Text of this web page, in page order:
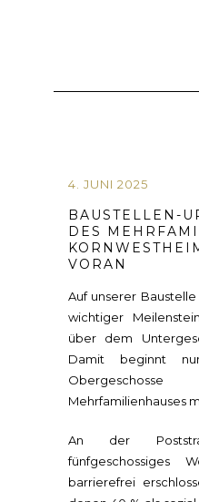
4. JUNI 2025
BAUSTELLEN-
DES
VORAN
Auf unserer
wichtiger
über dem
Damit beginnt
Mehrfamilienhauses
An der
fünfgeschossiges
barrierefrei